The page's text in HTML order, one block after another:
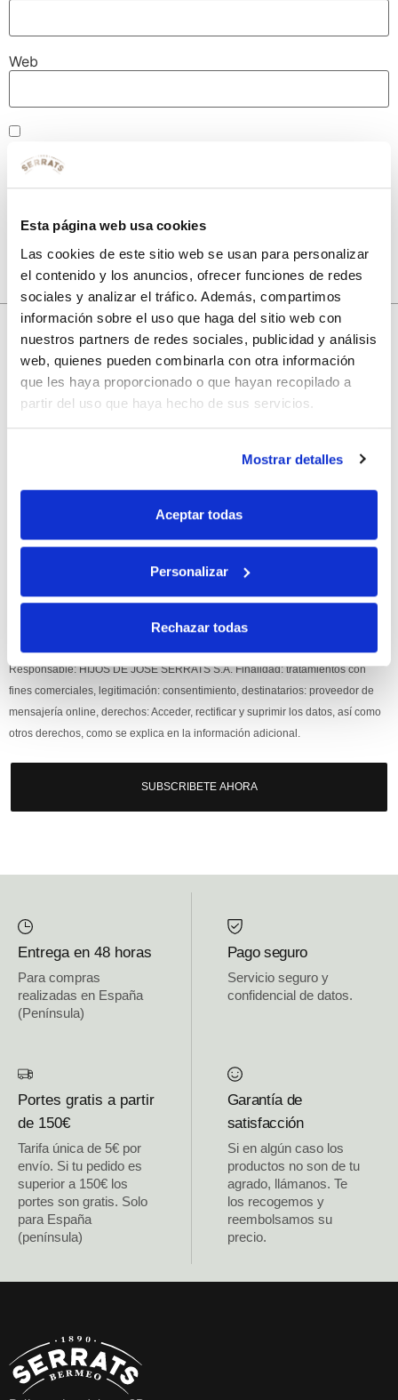
Esta página web usa cookies
Las cookies de este sitio web se usan para personalizar
el contenido y los anuncios, ofrecer funciones de redes
sociales y analizar el tráfico. Además, compartimos
información sobre el uso que haga del sitio web con
nuestros partners de redes sociales, publicidad y análisis
web, quienes pueden combinarla con otra información
que les haya proporcionado o que hayan recopilado a
partir del uso que haya hecho de sus servicios.
Mostrar detalles
Aceptar todas
Personalizar
Rechazar todas
Web
navegador para la próxima vez que comente.
10% de descuento
con tu primera compra.
Si, he leído y acepto la política de protección de datos.
Responsable: HIJOS DE JOSÉ SERRATS S.A. Finalidad: tratamientos con
fines comerciales, legitimación: consentimiento, destinatarios: proveedor de
mensajería online, derechos: Acceder, rectificar y suprimir los datos, así como
otros derechos, como se explica en la información adicional.
SUBSCRIBETE AHORA
Entrega en 48 horas
Para compras
realizadas en España
(Península)
Pago seguro
Servicio seguro y
confidencial de datos.
Portes gratis a partir
de 150€
Tarifa única de 5€ por
envío. Si tu pedido es
superior a 150€ los
portes son gratis. Solo
para España
(península)
Garantía de
satisfacción
Si en algún caso los
productos no son de tu
agrado, llámanos. Te
los recogemos y
reembolsamos su
precio.